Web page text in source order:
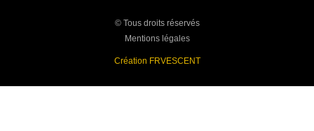
© Tous droits réservés
Mentions légales
Création FRVESCENT